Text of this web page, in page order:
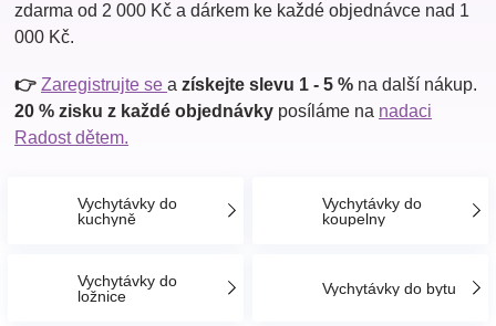
Pokojíček
a
kojenecká
zdarma od 2 000 Kč a dárkem ke každé objednávce nad 1
000 Kč.
👉 Zaregistrujte se a získejte slevu 1 - 5 % na další nákup.
20 % zisku z každé objednávky posíláme na nadaci
Radost dětem.
Vychytávky do
kuchyně
Vychytávky do
koupelny
Vychytávky do
ložnice
Vychytávky do bytu